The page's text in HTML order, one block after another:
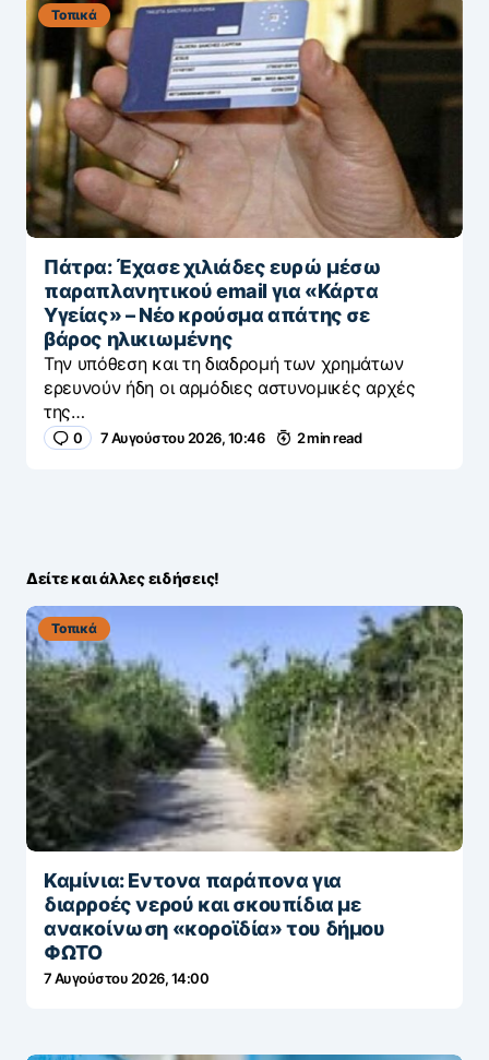
Τοπικά
Πάτρα: Έχασε χιλιάδες ευρώ μέσω
παραπλανητικού email για «Κάρτα
Υγείας» – Νέο κρούσμα απάτης σε
βάρος ηλικιωμένης
Την υπόθεση και τη διαδρομή των χρημάτων
ερευνούν ήδη οι αρμόδιες αστυνομικές αρχές
της…
0 7 Αυγούστου 2026, 10:46 2 min read
Δείτε και άλλες ειδήσεις!
Τοπικά
Καμίνια: Εντονα παράπονα για
διαρροές νερού και σκουπίδια με
ανακοίνωση «κοροϊδία» του δήμου
ΦΩΤΟ
7 Αυγούστου 2026, 14:00